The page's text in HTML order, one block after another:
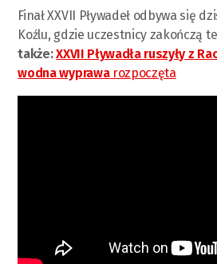
Finał XXVII Pływadeł odbywa się
Koźlu, gdzie uczestnicy zakończą
także:XXVII Pływadła ruszyły z
wodna wyprawarozpoczęta